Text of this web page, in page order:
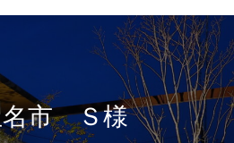
名市 Ｓ様